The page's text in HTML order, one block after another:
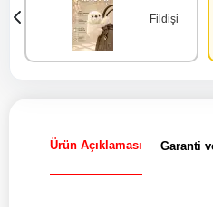
Fildişi
Ürün Açıklaması Garanti